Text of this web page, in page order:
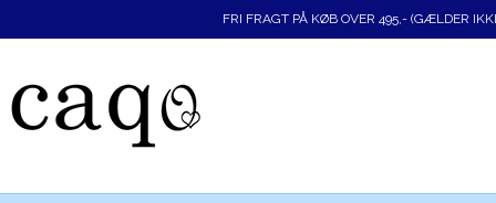
FRI FRAGT PÅ KØB OVER 495,- (GÆLDER